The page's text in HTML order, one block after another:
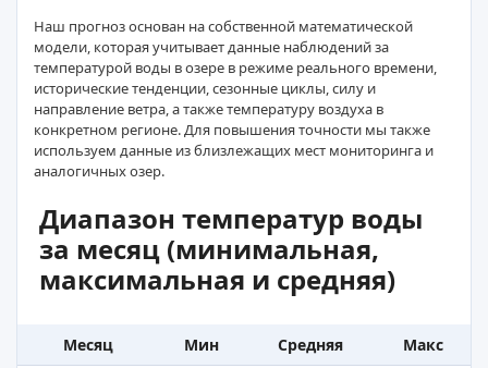
Наш прогноз основан на собственной математической
модели, которая учитывает данные наблюдений за
температурой воды в озере в режиме реального времени,
исторические тенденции, сезонные циклы, силу и
направление ветра, а также температуру воздуха в
конкретном регионе. Для повышения точности мы также
используем данные из близлежащих мест мониторинга и
аналогичных озер.
Диапазон температур воды
за месяц (минимальная,
максимальная и средняя)
Месяц Мин Средняя
Макс